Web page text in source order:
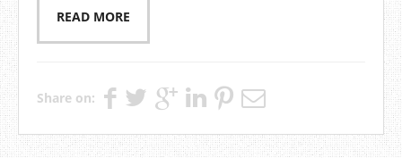
READ MORE
Share on: